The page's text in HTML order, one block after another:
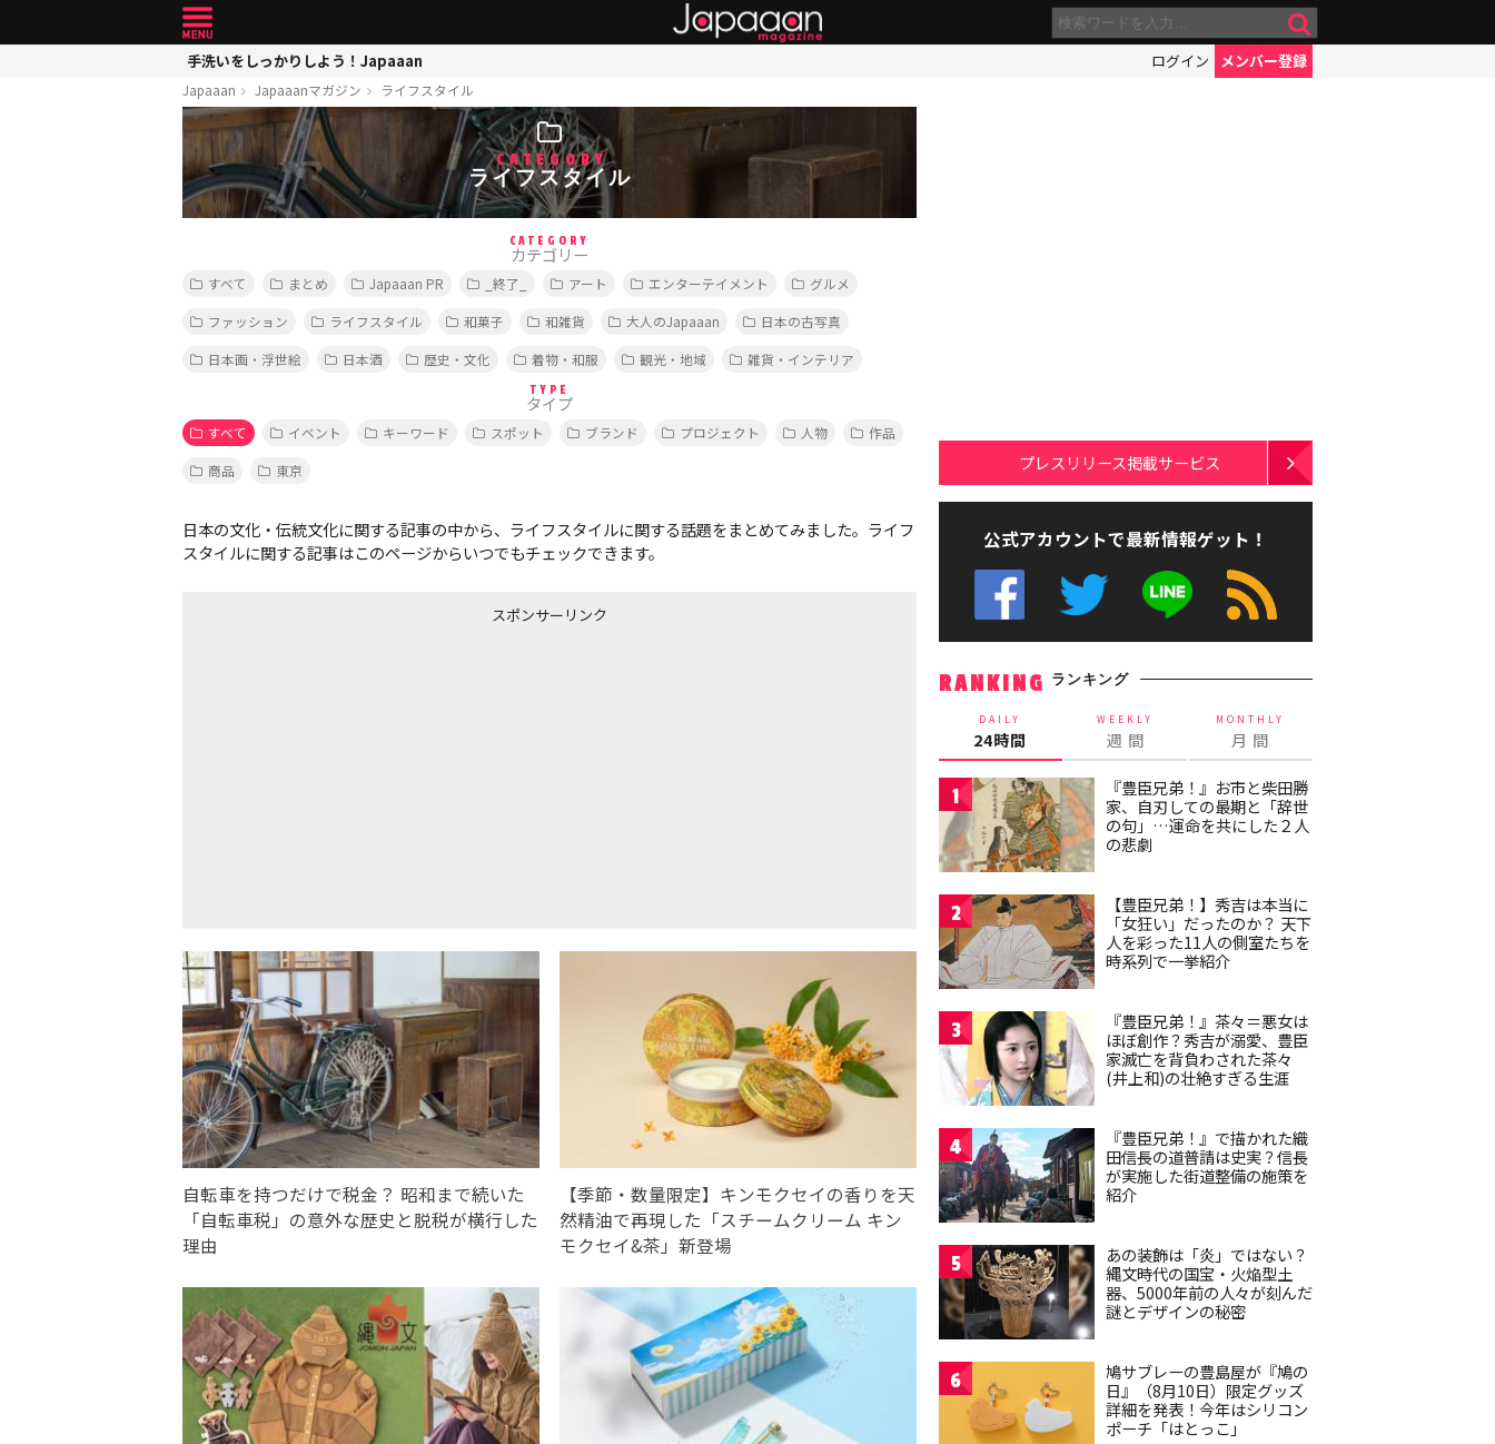
手洗いをしっかりしよう！Japaaan ログイン メンバー登録
Japaaan Japaaanマガジン ライフスタイル
CATEGORY
ライフスタイル
CATEGORY
カテゴリー
すべて まとめ Japaaan PR _終了_ アート エンターテイメント
グルメ
ファッション
ライフスタイル 和菓子 和雑貨 大人のJapaaan
日本の古写真
日本画・浮世絵
日本酒 歴史・文化 着物・和服 観光・地域 雑貨・インテリア
TYPE
タイプ
すべて イベント キーワード スポット ブランド プロジェクト 人物
作品
商品
東京
日本の文化・伝統文化に関する記事の中から、ライフスタイルに関する話題をまとめてみました。ライフ
スタイルに関する記事はこのページからいつでもチェックできます。
スポンサーリンク
自転車を持つだけで税金？ 昭和まで続いた
「自転車税」の意外な歴史と脱税が横行した
理由
【季節・数量限定】キンモクセイの香りを天
然精油で再現した「スチームクリーム キン
モクセイ&茶」新登場
プレスリリース掲載サービス
公式アカウントで最新情報ゲット！
RANKING ランキング
DAILY
24時間
WEEKLY
週 間
MONTHLY
月 間
1
『豊臣兄弟！』お市と柴田勝
家、自刃しての最期と「辞世
の句」…運命を共にした２人
の悲劇
2
【豊臣兄弟！】秀吉は本当に
「女狂い」だったのか？ 天下
人を彩った11人の側室たちを
時系列で一挙紹介
3
『豊臣兄弟！』茶々＝悪女は
ほぼ創作？秀吉が溺愛、豊臣
家滅亡を背負わされた茶々
(井上和)の壮絶すぎる生涯
4
『豊臣兄弟！』で描かれた織
田信長の道普請は史実？信長
が実施した街道整備の施策を
紹介
5
あの装飾は「炎」ではない？
縄文時代の国宝・火焔型土
器、5000年前の人々が刻んだ
謎とデザインの秘密
6
鳩サブレーの豊島屋が『鳩の
日』（8月10日）限定グッズ
詳細を発表！今年はシリコン
ポーチ「はとっこ」